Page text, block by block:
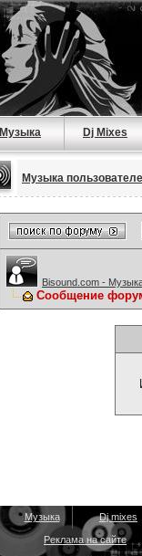
Музыка Dj Mixes
Музыка
Bisound.com -
Сообщение
Музыка Dj mixes
Реклама на сайте